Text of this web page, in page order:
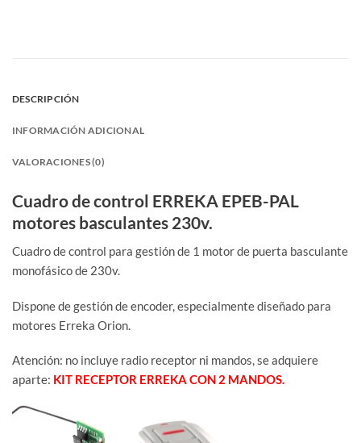
DESCRIPCIÓN
INFORMACIÓN ADICIONAL
VALORACIONES (0)
Cuadro de control ERREKA EPEB-PAL
motores basculantes 230v.
Cuadro de control para gestión de 1 motor de puerta basculante
monofásico de 230v.
Dispone de gestión de encoder, especialmente diseñado para
motores Erreka Orion.
Atención: no incluye radio receptor ni mandos, se adquiere
aparte: KIT RECEPTOR ERREKA CON 2 MANDOS.